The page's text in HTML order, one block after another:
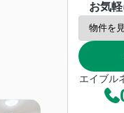
お気
エイブル